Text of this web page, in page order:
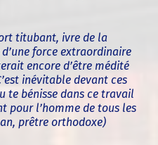
titubant, ivre de la
force extraordinaire
encore d’être médité
inévitable devant ces
te bénisse dans ce travail
pour l’homme de tous les
prêtre orthodoxe)